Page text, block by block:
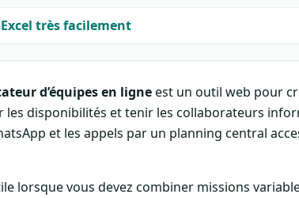
très facilement
d’équipes en ligneest un outil web pour
les disponibilités et tenir les collaborateurs
et les appels par un planning central
lorsque vous devez combiner missions